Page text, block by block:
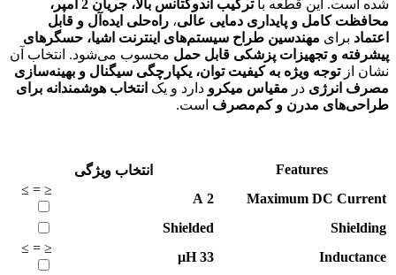
شده است. این قطعه با
ترکیب اندوکتانس بالا، جریان 2 آمپر،
محافظت کامل و پایداری دمایی عالی، راه‌حلی ایده‌آل و قابل
اعتماد برای مهندسین طراح سیستم‌های اینترنت اشیا، حسگرهای
پیشرفته و تجهیزات پزشکی قابل حمل محسوب می‌شود. انتخاب آن
نشان ازتوجه ویژه به کیفیت توان، یکپارچگی سیگنال و بهینه‌سازی
مصرف انرژی در مقیاس میکرو دارد و یک انتخاب هوشمندانه برای
طراحی‌های مدرن و کم‌مصرف است.
Features
انتخاب ویژگی
Maximum DC Current
2
A
≤
=
≥
Shielding
Shielded
Inductance
33
µH
≤
=
≥